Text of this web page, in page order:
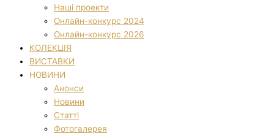
Наші проекти
Онлайн-конкурс 2024
Онлайн-конкурс 2026
КОЛЕКЦІЯ
ВИСТАВКИ
НОВИНИ
Анонси
Новини
Статті
Фотогалерея